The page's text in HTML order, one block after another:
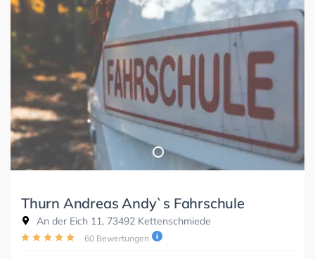
Thurn Andreas Andy`s Fahrschule
An der Eich 11, 73492 Kettenschmiede
60 Bewertungen